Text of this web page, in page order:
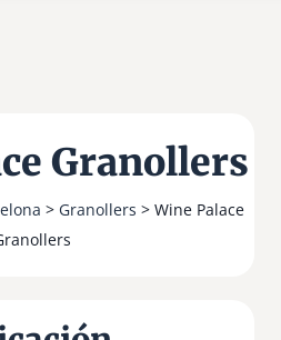
Granollers
> Granollers > Wine Palace